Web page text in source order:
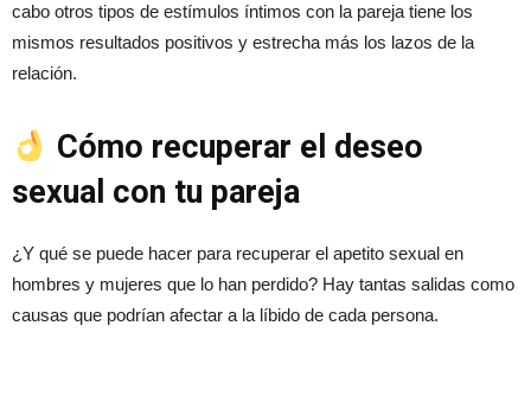
cabo otros tipos de estímulos íntimos con la pareja tiene los
mismos resultados positivos y estrecha más los lazos de la
relación.
Cómo recuperar el deseo
sexual con tu pareja
¿Y qué se puede hacer para recuperar el apetito sexual en
hombres y mujeres que lo han perdido? Hay tantas salidas como
causas que podrían afectar a la líbido de cada persona.